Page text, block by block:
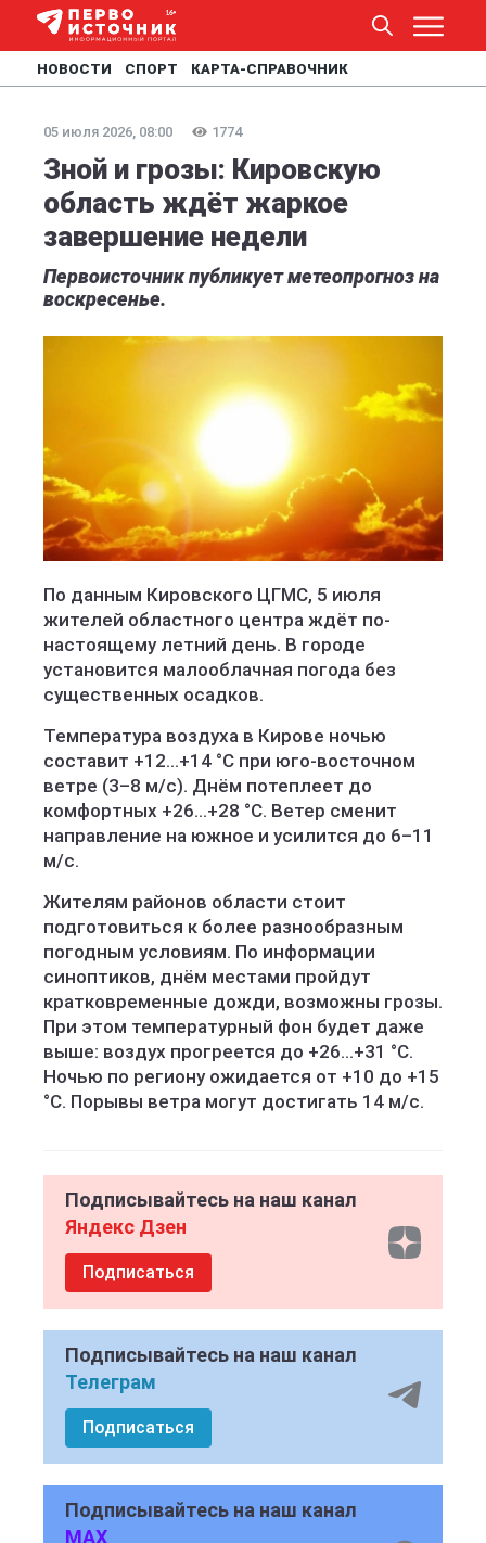
НОВОСТИ СПОРТ КАРТА-СПРАВОЧНИК
05 июля 2026, 08:00 1774
Зной и грозы: Кировскую
область ждёт жаркое
завершение недели
Первоисточник публикует метеопрогноз на
воскресенье.
По данным Кировского ЦГМС, 5 июля
жителей областного центра ждёт по-
настоящему летний день. В городе
установится малооблачная погода без
существенных осадков.
Температура воздуха в Кирове ночью
составит +12...+14 °C при юго-восточном
ветре (3–8 м/с). Днём потеплеет до
комфортных +26...+28 °C. Ветер сменит
направление на южное и усилится до 6–11
м/с.
Жителям районов области стоит
подготовиться к более разнообразным
погодным условиям. По информации
синоптиков, днём местами пройдут
кратковременные дожди, возможны грозы.
При этом температурный фон будет даже
выше: воздух прогреется до +26...+31 °C.
Ночью по региону ожидается от +10 до +15
°C. Порывы ветра могут достигать 14 м/с.
Подписывайтесь на наш канал
Яндекс Дзен
Подписаться
Подписывайтесь на наш канал
Телеграм
Подписаться
Подписывайтесь на наш канал
MAX